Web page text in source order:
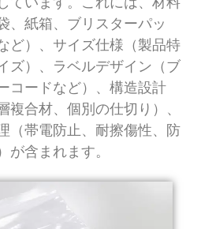
、紙箱、ブリスターパッ
ど）、サイズ仕様（製品特
ズ）、ラベルデザイン（ブ
コードなど）、構造設計
複合材、個別の仕切り）、
（帯電防止、耐擦傷性、防
が含まれます。